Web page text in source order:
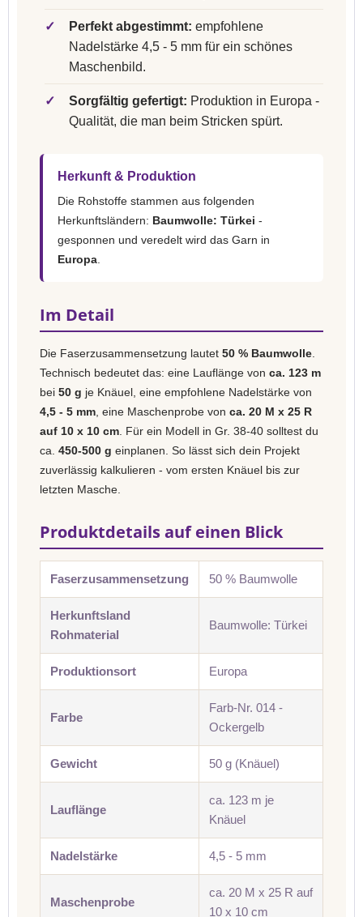
✓ Perfekt abgestimmt: empfohlene
Nadelstärke 4,5 - 5 mm für ein schönes
Maschenbild.
✓ Sorgfältig gefertigt: Produktion in Europa -
Qualität, die man beim Stricken spürt.
Herkunft & Produktion
Die Rohstoffe stammen aus folgenden
Herkunftsländern: Baumwolle: Türkei -
gesponnen und veredelt wird das Garn in
Europa
Im Detail
Die Faserzusammensetzung lautet 50 % Baumwolle
Technisch bedeutet das: eine Lauflänge von ca. 123 m
bei 50 g je Knäuel, eine empfohlene Nadelstärke von
4,5 - 5 mm , eine Maschenprobe von ca. 20 M x 25 R
auf 10 x 10 cm . Für ein Modell in Gr. 38-40 solltest du
ca. 450-500 g einplanen. So lässt sich dein Projekt
zuverlässig kalkulieren - vom ersten Knäuel bis zur
letzten Masche.
Produktdetails auf einen Blick
Faserzusammensetzung 50 % Baumwolle
Herkunftsland
Rohmaterial
Baumwolle: Türkei
Produktionsort Europa
Farbe
Farb-Nr. 014 -
Ockergelb
Gewicht 50 g (Knäuel)
Lauflänge
ca. 123 m je
Knäuel
Nadelstärke 4,5 - 5 mm
Maschenprobe
ca. 20 M x 25 R auf
10 x 10 cm